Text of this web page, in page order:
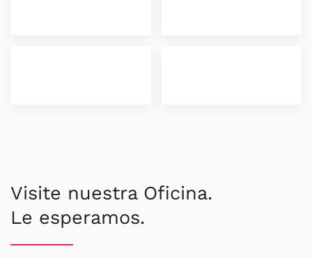
Visite nuestra Oficina.
Le esperamos.